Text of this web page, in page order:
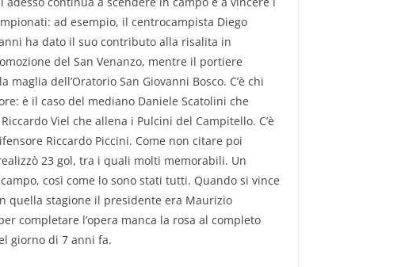
ad esempio, il centrocampista Diego
ha dato il suo contributo alla risalita in
del San Venanzo, mentre il portiere
dell’Oratorio San Giovanni Bosco. C’è chi
è il caso del mediano Daniele Scatolini che
Viel che allena i Pulcini del Campitello. C’è
Riccardo Piccini. Come non citare poi
23 gol, tra i quali molti memorabili. Un
così come lo sono stati tutti. Quando si vince
quella stagione il presidente era Maurizio
completare l’opera manca la rosa al completo
giorno di 7 anni fa.